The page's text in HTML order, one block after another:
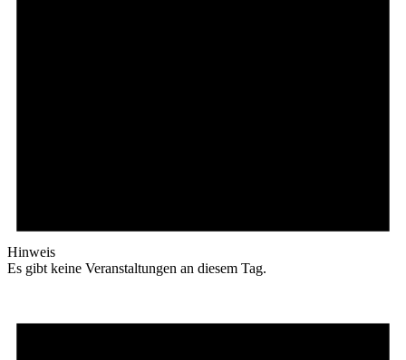
Hinweis
Es gibt keine Veranstaltungen an diesem Tag.